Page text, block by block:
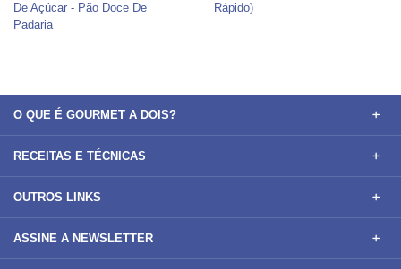
De Açúcar - Pão Doce De
Padaria
Rápido)
O QUE É GOURMET A DOIS?
RECEITAS E TÉCNICAS
OUTROS LINKS
ASSINE A NEWSLETTER